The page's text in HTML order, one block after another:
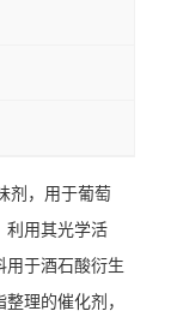
剂，用于葡萄
利用其光学活
于酒石酸衍生
理的催化剂，